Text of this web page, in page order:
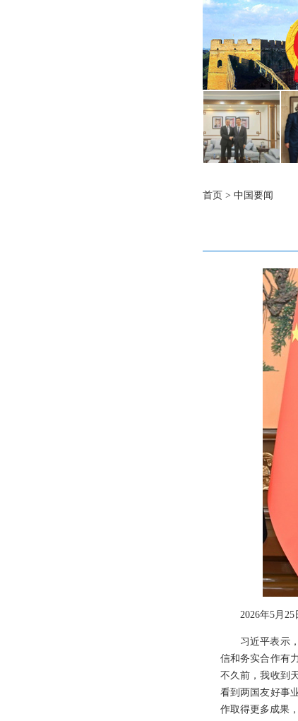
首页 > 中国要闻
2026年5月
习近平表示
信和务实合作有
不久前，我收到
看到两国友好事
作取得更多成果